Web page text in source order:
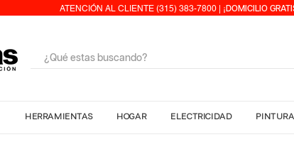
ATENCIÓN AL CLIENTE (315) 383-7800 | ¡ DOMICILIO
HERRAMIENTAS HOGAR ELECTRICIDAD